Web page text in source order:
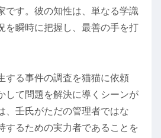
です。彼の知性は、単なる学識
を瞬時に把握し、最善の手を打
する事件の調査を猫猫に依頼
して問題を解決に導くシーンが
、壬氏がただの管理者ではな
するための実力者であることを